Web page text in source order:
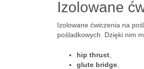
Izolowane
Izolowane ćwiczenia na
pośladkowych. Dzięki nim
hip thrust
glute bridge